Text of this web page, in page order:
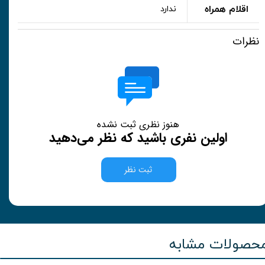
اقلام همراه ندارد
نظرات
هنوز نظری ثبت نشده
اولین نفری باشید که نظر می‌دهید
ثبت نظر
مشابه